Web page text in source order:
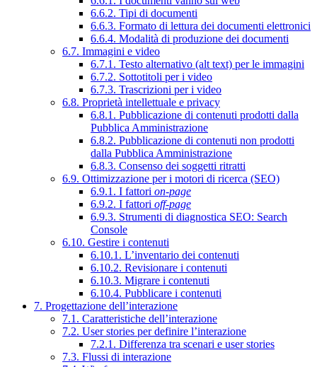
6.6.2. Tipi di documenti
6.6.3. Formato di lettura dei documenti elettronici
6.6.4. Modalità di produzione dei documenti
6.7. Immagini e video
6.7.1. Testo alternativo (alt text) per le immagini
6.7.2. Sottotitoli per i video
6.7.3. Trascrizioni per i video
6.8. Proprietà intellettuale e privacy
6.8.1. Pubblicazione di contenuti prodotti dalla
Pubblica Amministrazione
6.8.2. Pubblicazione di contenuti non prodotti
dalla Pubblica Amministrazione
6.8.3. Consenso dei soggetti ritratti
6.9. Ottimizzazione per i motori di ricerca (SEO)
6.9.1. I fattori on-page
6.9.2. I fattori off-page
6.9.3. Strumenti di diagnostica SEO: Search
Console
6.10. Gestire i contenuti
6.10.1. L’inventario dei contenuti
6.10.2. Revisionare i contenuti
6.10.3. Migrare i contenuti
6.10.4. Pubblicare i contenuti
7. Progettazione dell’interazione
7.1. Caratteristiche dell’interazione
7.2. User stories per definire l’interazione
7.2.1. Differenza tra scenari e user stories
7.3. Flussi di interazione